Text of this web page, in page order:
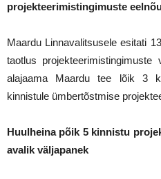
projekteerimistingimuste
Maardu Linnavalitsusele esitati
taotlus projekteerimistingimuste
alajaama Maardu tee lõik 3
kinnistule ümbertõstmise
Huulheina põik 5 kinnistu
avalik väljapanek